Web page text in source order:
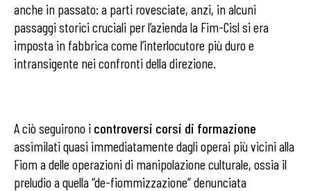
anche in passato: a parti rovesciate, anzi, in alcuni
passaggi storici cruciali per l’azienda la Fim-Cisl si era
imposta in fabbrica come l’interlocutore più duro e
intransigente nei confronti della direzione.
A ciò seguirono i controversi corsi di formazione
assimilati quasi immediatamente dagli operai più vicini alla
Fiom a delle operazioni di manipolazione culturale, ossia il
preludio a quella “de-fiommizzazione” denunciata